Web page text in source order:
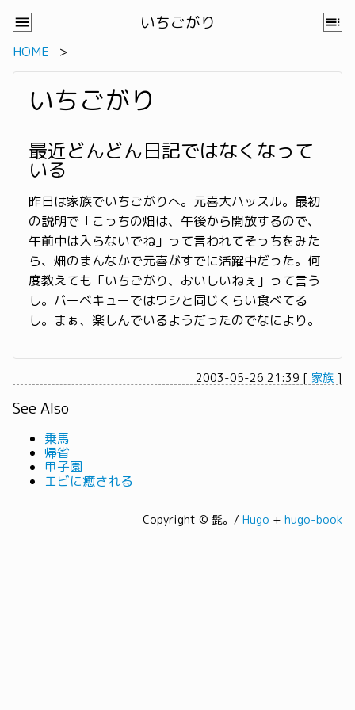
いちごがり
HOME
いちごがり
最近どんどん日記ではなくなって
いる
昨日は家族でいちごがりへ。元喜大ハッスル。最初
の説明で「こっちの畑は、午後から開放するので、
午前中は入らないでね」って言われてそっちをみた
ら、畑のまんなかで元喜がすでに活躍中だった。何
度教えても「いちごがり、おいしいねぇ」って言う
し。バーベキューではワシと同じくらい食べてる
し。まぁ、楽しんでいるようだったのでなにより。
2003-05-26 21:39 [ 家族 ]
See Also
乗馬
帰省
甲子園
エビに癒される
Copyright © 髭。/ Hugo + hugo-book